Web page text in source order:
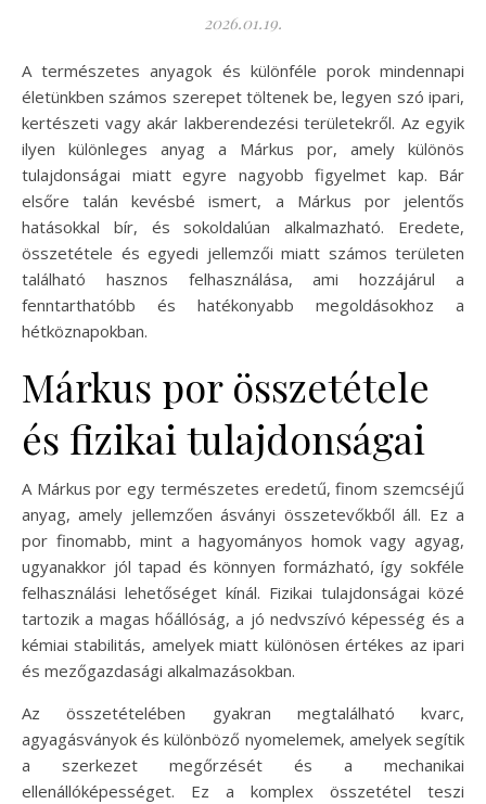
2026.01.19.
A természetes anyagok és különféle porok mindennapi
életünkben számos szerepet töltenek be, legyen szó ipari,
kertészeti vagy akár lakberendezési területekről. Az egyik
ilyen különleges anyag a Márkus por, amely különös
tulajdonságai miatt egyre nagyobb figyelmet kap. Bár
elsőre talán kevésbé ismert, a Márkus por jelentős
hatásokkal bír, és sokoldalúan alkalmazható. Eredete,
összetétele és egyedi jellemzői miatt számos területen
található hasznos felhasználása, ami hozzájárul a
fenntarthatóbb és hatékonyabb megoldásokhoz a
hétköznapokban.
Márkus por összetétele
és fizikai tulajdonságai
A Márkus por egy természetes eredetű, finom szemcséjű
anyag, amely jellemzően ásványi összetevőkből áll. Ez a
por finomabb, mint a hagyományos homok vagy agyag,
ugyanakkor jól tapad és könnyen formázható, így sokféle
felhasználási lehetőséget kínál. Fizikai tulajdonságai közé
tartozik a magas hőállóság, a jó nedvszívó képesség és a
kémiai stabilitás, amelyek miatt különösen értékes az ipari
és mezőgazdasági alkalmazásokban.
Az összetételében gyakran megtalálható kvarc,
agyagásványok és különböző nyomelemek, amelyek segítik
a szerkezet megőrzését és a mechanikai
ellenállóképességet. Ez a komplex összetétel teszi